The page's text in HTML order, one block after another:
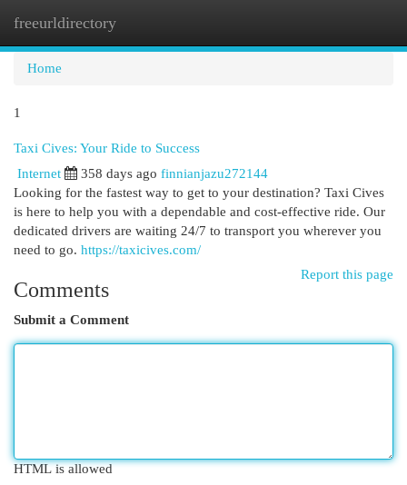
freeurldirectory
Home
1
Taxi Cives: Your Ride to Success
Internet 358 days ago finnianjazu272144
Looking for the fastest way to get to your destination? Taxi Cives
is here to help you with a dependable and cost-effective ride. Our
dedicated drivers are waiting 24/7 to transport you wherever you
need to go. https://taxicives.com/
Report this page
Comments
Submit a Comment
HTML is allowed